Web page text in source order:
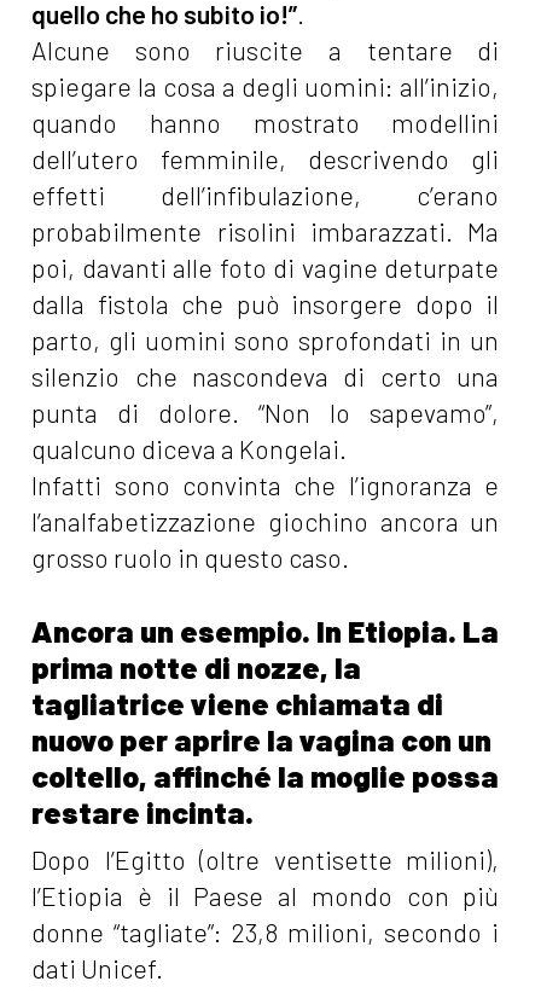
quello che ho subito io!”
Alcune sono riuscite a tentare di
spiegare la cosa a degli uomini: all’inizio,
quando hanno mostrato modellini
dell’utero femminile, descrivendo gli
effetti dell’infibulazione, c’erano
probabilmente risolini imbarazzati. Ma
poi, davanti alle foto di vagine deturpate
dalla fistola che può insorgere dopo il
parto, gli uomini sono sprofondati in un
silenzio che nascondeva di certo una
punta di dolore. “Non lo sapevamo”,
qualcuno diceva a Kongelai.
Infatti sono convinta che l’ignoranza e
l’analfabetizzazione giochino ancora un
grosso ruolo in questo caso.
Ancora un esempio. In Etiopia. La
prima notte di nozze, la
tagliatrice viene chiamata di
nuovo per aprire la vagina con un
coltello, affinché la moglie possa
restare incinta.
Dopo l’Egitto (oltre ventisette milioni),
l’Etiopia è il Paese al mondo con più
donne “tagliate”: 23,8 milioni, secondo i
dati Unicef.